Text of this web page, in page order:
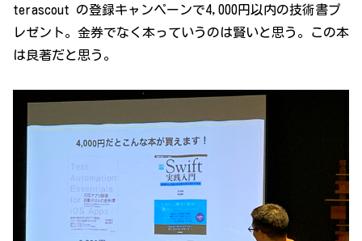
terascout の登録キャンペーンで4,000円以内の技術書プ
レゼント。金券でなく本っていうのは賢いと思う。この本
は良著だと思う。